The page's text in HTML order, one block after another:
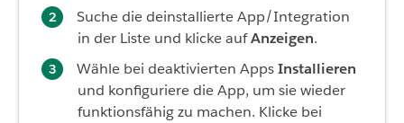
Suche die deinstallierte App/Integration
in der Liste und klicke aufAnzeigen.
Wähle bei deaktivierten AppsInstallieren
und konfiguriere die App, um sie wieder
funktionsfähig zu machen. Klicke bei